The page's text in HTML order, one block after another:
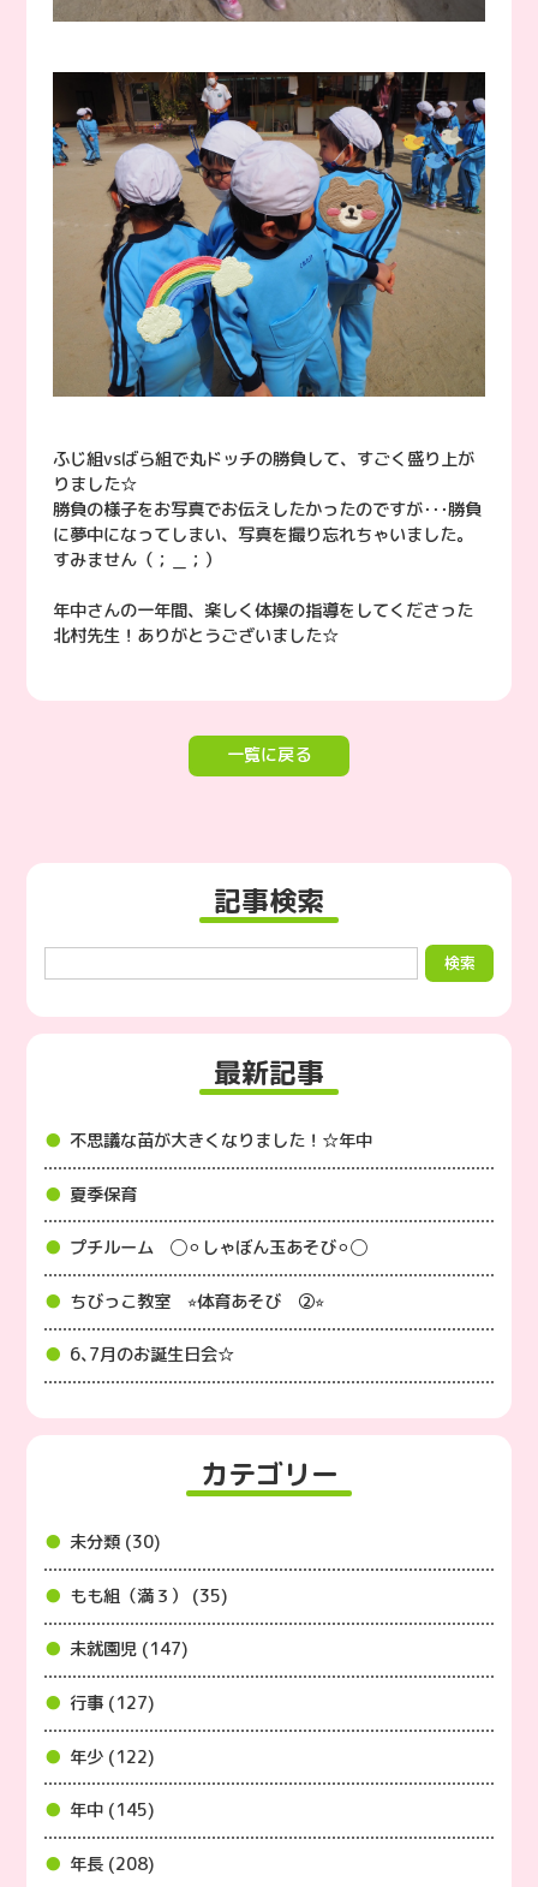
ふじ組vsばら組で丸ドッチの勝負して、すごく盛り上が
りました☆
勝負の様子をお写真でお伝えしたかったのですが･･･勝負
に夢中になってしまい、写真を撮り忘れちゃいました。
すみません（；＿；）
年中さんの一年間、楽しく体操の指導をしてくださった
北村先生！ありがとうございました☆
一覧に戻る
記事検索
最新記事
不思議な苗が大きくなりました！☆年中
夏季保育
プチルーム ◯⚪︎しゃぼん玉あそび⚪︎◯
ちびっこ教室 ⭐︎体育あそび ②⭐︎
6､7月のお誕生日会☆
カテゴリー
未分類 (30)
もも組（満３） (35)
未就園児 (147)
行事 (127)
年少 (122)
年中 (145)
年長 (208)